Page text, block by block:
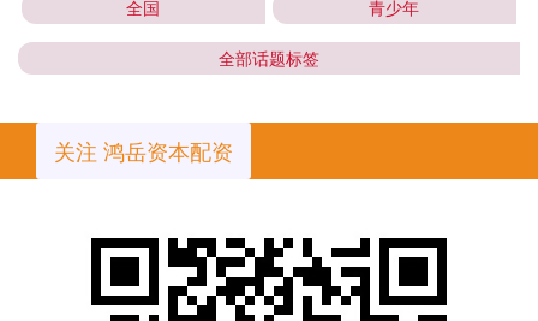
全国 青少年
全部话题标签
关注 鸿岳资本配资